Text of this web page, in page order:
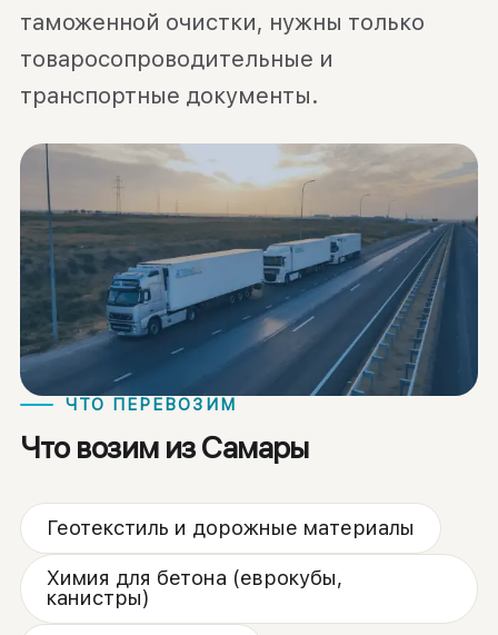
таможенной очистки, нужны только
товаросопроводительные и
транспортные документы.
ЧТО ПЕРЕВОЗИМ
Что возим из Самары
Геотекстиль и дорожные материалы
Химия для бетона (еврокубы,
канистры)